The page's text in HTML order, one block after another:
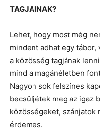
TAGJAINAK?
Lehet, hogy most még
mindent adhat egy
a közösség tagjának
mind a magánéletben
Nagyon sok felszínes
becsüljétek meg az igaz
közösségeket, szánjatok
érdemes.